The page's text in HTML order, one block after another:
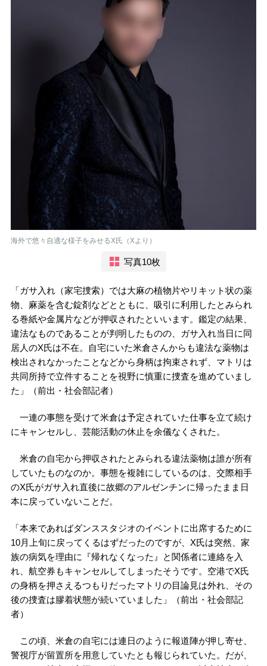
海外で悠々自適な様子をみせるX氏（Xより）
写真10枚
「ガサ入れ（家宅捜索）では大麻の植物片やリキット状の薬
物、麻薬を含む錠剤などとともに、吸引に利用したとみられ
る巻紙や金属片などが押収されたといいます。鑑定の結果、
違法なものであることが判明したものの、ガサ入れ当日に同
居人のX氏は不在。自宅にいた米倉さんからも違法な薬物は
検出されなかったことなどから身柄は拘束されず、マトリは
共同所持で立件することを視野に慎重に捜査を進めていまし
た」（前出・社会部記者）
一連の事態を受けて米倉は予定されていた仕事を立て続け
にキャンセルし、芸能活動の休止を余儀なくされた。
米倉の自宅から押収されたとみられる違法薬物は誰が所有
していたものなのか。事態を複雑にしているのは、交際相手
のX氏がガサ入れ直後に故郷のアルゼンチンに帰ったまま日
本に戻っていないことだ。
「本来であればダンススタジオのイベントに出席するために
10月上旬に戻ってくるはずだったのですが、X氏は突然、家
族の病気を理由に『帰れなくなった』と関係者に連絡を入
れ、航空券もキャンセルしてしまったそうです。空港でX氏
の身柄を押さえるつもりだったマトリの目論見は外れ、その
後の捜査は膠着状態が続いていました」（前出・社会部記
者）
この頃、米倉の自宅には連日のように報道陣が押し寄せ、
警視庁が留置所を用意していたとも報じられていた。だが、